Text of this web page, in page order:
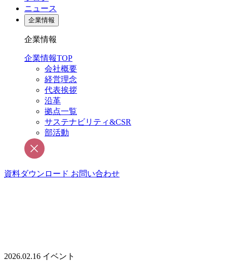
ニュース
企業情報
企業情報
企業情報TOP
会社概要
経営理念
代表挨拶
沿革
拠点一覧
サステナビリティ&CSR
部活動
資料ダウンロード お問い合わせ
2026.02.16 イベント